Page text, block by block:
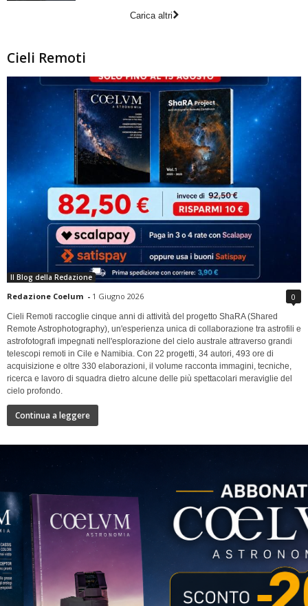
Carica altri
Cieli Remoti
Il Blog della Redazione
Redazione Coelum - 1 Giugno 2026 0
Cieli Remoti raccoglie cinque anni di attività del progetto ShaRA (Shared
Remote Astrophotography), un'esperienza unica di collaborazione tra astrofili e
astrofotografi impegnati nell'esplorazione del cielo australe attraverso grandi
telescopi remoti in Cile e Namibia. Con 22 progetti, 34 autori, 493 ore di
acquisizione e oltre 330 elaborazioni, il volume racconta immagini, tecniche,
ricerca e lavoro di squadra dietro alcune delle più spettacolari meraviglie del
cielo profondo.
Continua a leggere